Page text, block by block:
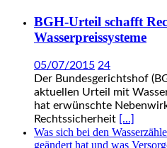
BGH-Urteil schafft
Wasserpreissysteme
05/07/2015 24
Der Bundesgerichtshof
aktuellen Urteil mit
hat erwünschte
Rechtssicherheit [...]
Was sich bei den
geändert hat und was